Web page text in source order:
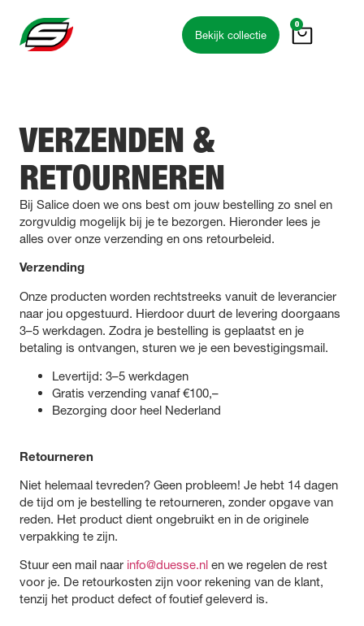
inhoud
Bekijk collectie
0
VERZENDEN &
RETOURNEREN
Bij Salice doen we ons best om jouw bestelling zo snel en
zorgvuldig mogelijk bij je te bezorgen. Hieronder lees je
alles over onze verzending en ons retourbeleid.
Verzending
Onze producten worden rechtstreeks vanuit de leverancier
naar jou opgestuurd. Hierdoor duurt de levering doorgaans
3–5 werkdagen. Zodra je bestelling is geplaatst en je
betaling is ontvangen, sturen we je een bevestigingsmail.
Levertijd: 3–5 werkdagen
Gratis verzending vanaf €100,–
Bezorging door heel Nederland
Retourneren
Niet helemaal tevreden? Geen probleem! Je hebt 14 dagen
de tijd om je bestelling te retourneren, zonder opgave van
reden. Het product dient ongebruikt en in de originele
verpakking te zijn.
Stuur een mail naar info@duesse.nl en we regelen de rest
voor je. De retourkosten zijn voor rekening van de klant,
tenzij het product defect of foutief geleverd is.